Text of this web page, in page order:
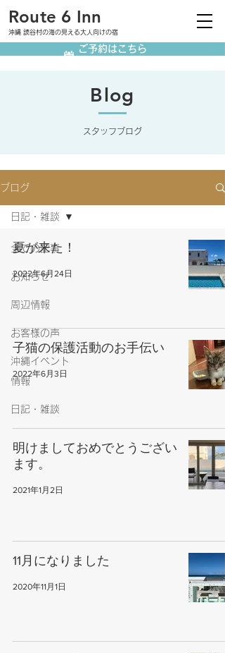
Route 6 Inn
沖縄 読谷村の海の見える大人向けの宿
ご予約はこちら
Blog
スタッフブログ
ブログ
全ての記事
お知らせ
周辺情報
お客様の声
沖縄イベント
情報
日記・雑談
日記・雑談
夏が来た！
2022年6月24日
子猫の保護活動のお手伝い
2022年6月3日
明けましておめでとうござい
ます。
2021年1月2日
11月になりました
2020年11月1日